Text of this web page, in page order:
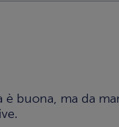
è buona, ma da